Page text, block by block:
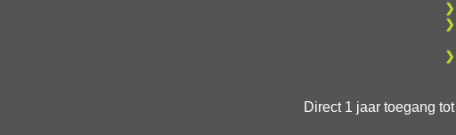
Direct 1 jaar toegang tot